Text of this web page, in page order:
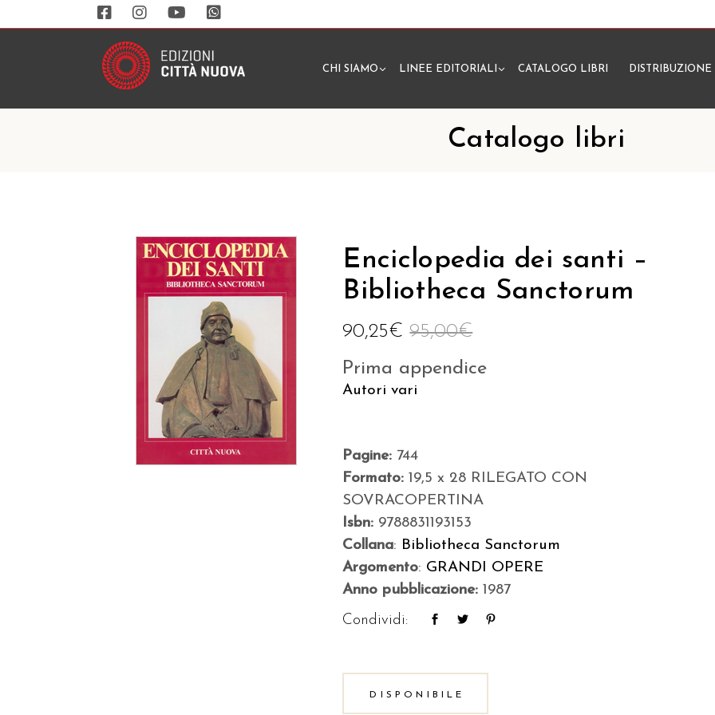
CHI SIAMO LINEE EDITORIALI CATALOGO LIBRI DISTRIBUZIONE
Catalogo libri
Enciclopedia dei santi –
Bibliotheca Sanctorum
95,00€
90,25€
Prima appendice
Autori vari
Pagine: 744
Formato:19,5 x 28 RILEGATO CON
SOVRACOPERTINA
Isbn: 9788831193153
Collana: Bibliotheca Sanctorum
Argomento: GRANDI OPERE
Anno pubblicazione:1987
Condividi:
DISPONIBILE